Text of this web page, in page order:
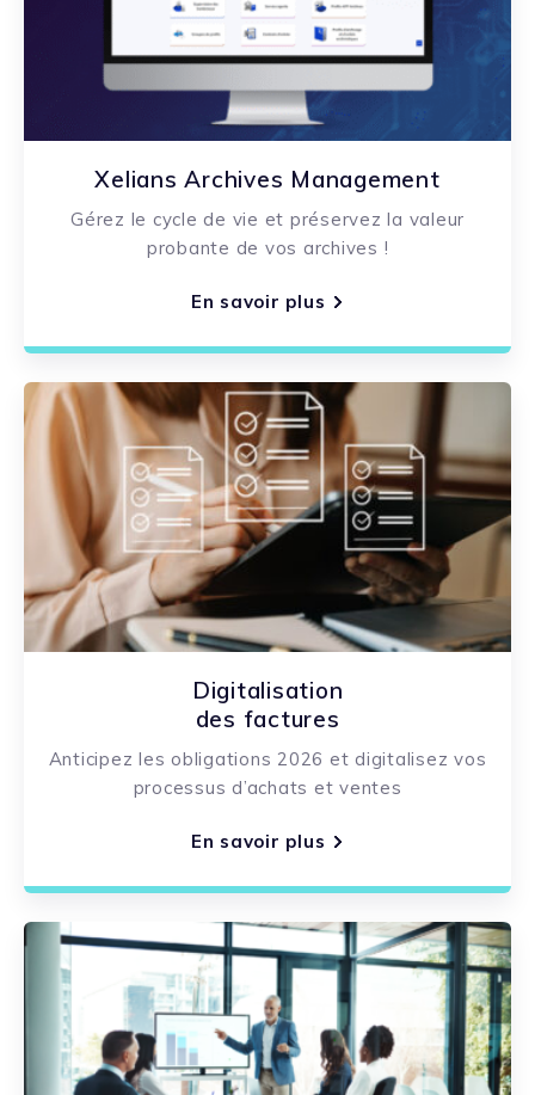
Xelians Archives Management
Gérez le cycle de vie et préservez la valeur
probante de vos archives !
En savoir plus
Digitalisation
des factures
Anticipez les obligations 2026 et digitalisez vos
processus d’achats et ventes
En savoir plus